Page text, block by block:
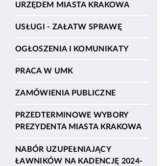
URZĘDEM MIASTA KRAKOWA
USŁUGI - ZAŁATW SPRAWĘ
OGŁOSZENIA I KOMUNIKATY
PRACA W UMK
ZAMÓWIENIA PUBLICZNE
PRZEDTERMINOWE WYBORY
PREZYDENTA MIASTA KRAKOWA
NABÓR UZUPEŁNIAJĄCY
ŁAWNIKÓW NA KADENCJĘ 2024-